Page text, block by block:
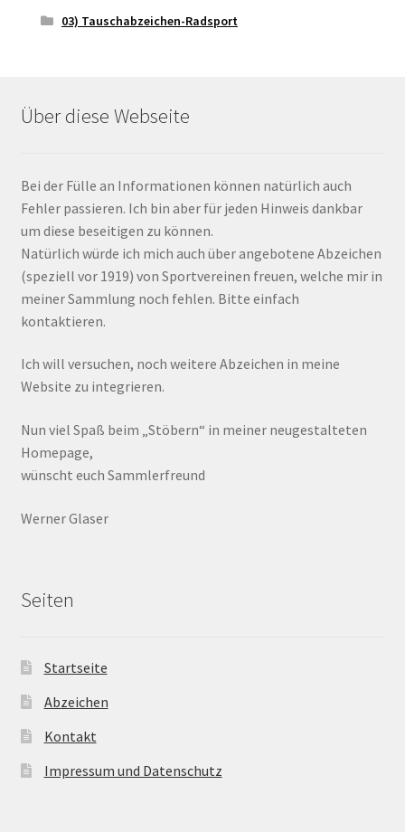
03) Tauschabzeichen-Radsport
Über diese Webseite
Bei der Fülle an Informationen können natürlich auch
Fehler passieren. Ich bin aber für jeden Hinweis dankbar
um diese beseitigen zu können.
Natürlich würde ich mich auch über angebotene Abzeichen
(speziell vor 1919) von Sportvereinen freuen, welche mir in
meiner Sammlung noch fehlen. Bitte einfach
kontaktieren.
Ich will versuchen, noch weitere Abzeichen in meine
Website zu integrieren.
Nun viel Spaß beim „Stöbern“ in meiner neugestalteten
Homepage,
wünscht euch Sammlerfreund
Werner Glaser
Seiten
Startseite
Abzeichen
Kontakt
Impressum und Datenschutz